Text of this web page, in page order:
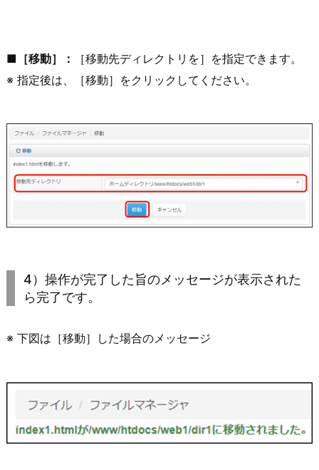
■［移動］：
［移動先ディレクトリを］を指定できます。
※ 指定後は、［移動］をクリックしてください。
4）操作が完了した旨のメッセージが表示された
ら完了です。
※ 下図は［移動］した場合のメッセージ